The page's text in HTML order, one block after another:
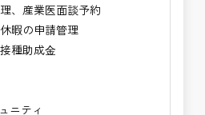
、産業医面談予約
暇の申請管理
種助成⾦
ニティ